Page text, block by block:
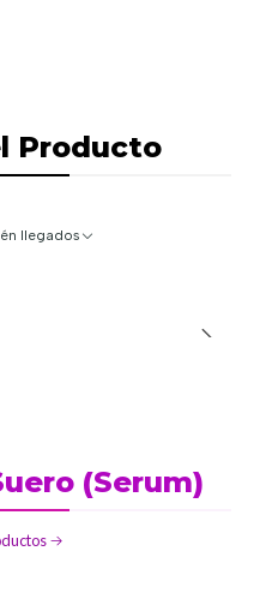
Producto
llegados
(Serum)